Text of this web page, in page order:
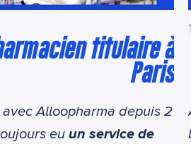
titulaire à
Paris
Alloopharma depuis 2
eu un service de